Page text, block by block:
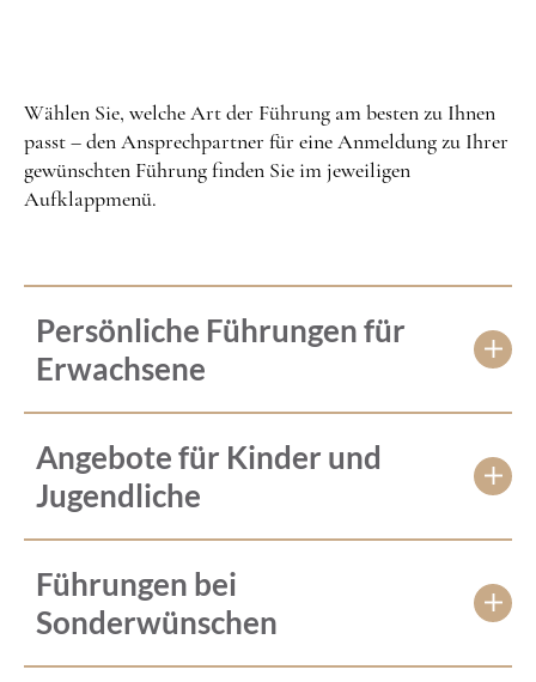
Wählen Sie, welche Art der Führung am besten zu Ihnen
passt – den Ansprechpartner für eine Anmeldung zu Ihrer
gewünschten Führung finden Sie im jeweiligen
Aufklappmenü.
Persönliche Führungen für
Erwachsene
Angebote für Kinder und
Jugendliche
Führungen bei
Sonderwünschen